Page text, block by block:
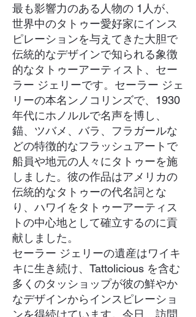
最も影響力のある人物の 1人が、
世界中のタトゥー愛好家にインス
ピレーションを与えてきた大胆で
伝統的なデザインで知られる象徴
的なタトゥーアーティスト、セー
ラー ジェリーです。セーラー ジェ
リーの本名ンノコリンズで、1930
年代にホノルルで名声を博し、
錨、ツバメ、バラ、フラガールな
どの特徴的なフラッシュアートで
船員や地元の人々にタトゥーを施
しました。彼の作品はアメリカの
伝統的なタトゥーの代名詞とな
り、ハワイをタトゥーアーティス
トの中心地として確立するのに貢
献しました。
セーラー ジェリーの遺産はワイキ
キに生き続け、Tattolicious を含む
多くのタッショップが彼の鮮やか
なデザインからインスピレーショ
ンを得続けています。今日、訪問